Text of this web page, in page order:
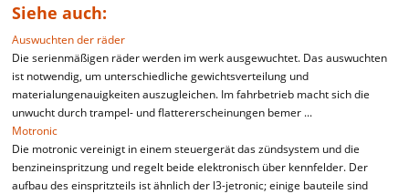
Siehe auch:
Auswuchten der räder
Die serienmäßigen räder werden im werk ausgewuchtet. Das auswuchten
ist notwendig, um unterschiedliche gewichtsverteilung und
materialungenauigkeiten auszugleichen. Im fahrbetrieb macht sich die
unwucht durch trampel- und flattererscheinungen bemer ...
Motronic
Die motronic vereinigt in einem steuergerät das zündsystem und die
benzineinspritzung und regelt beide elektronisch über kennfelder. Der
aufbau des einspritzteils ist ähnlich der l3-jetronic; einige bauteile sind